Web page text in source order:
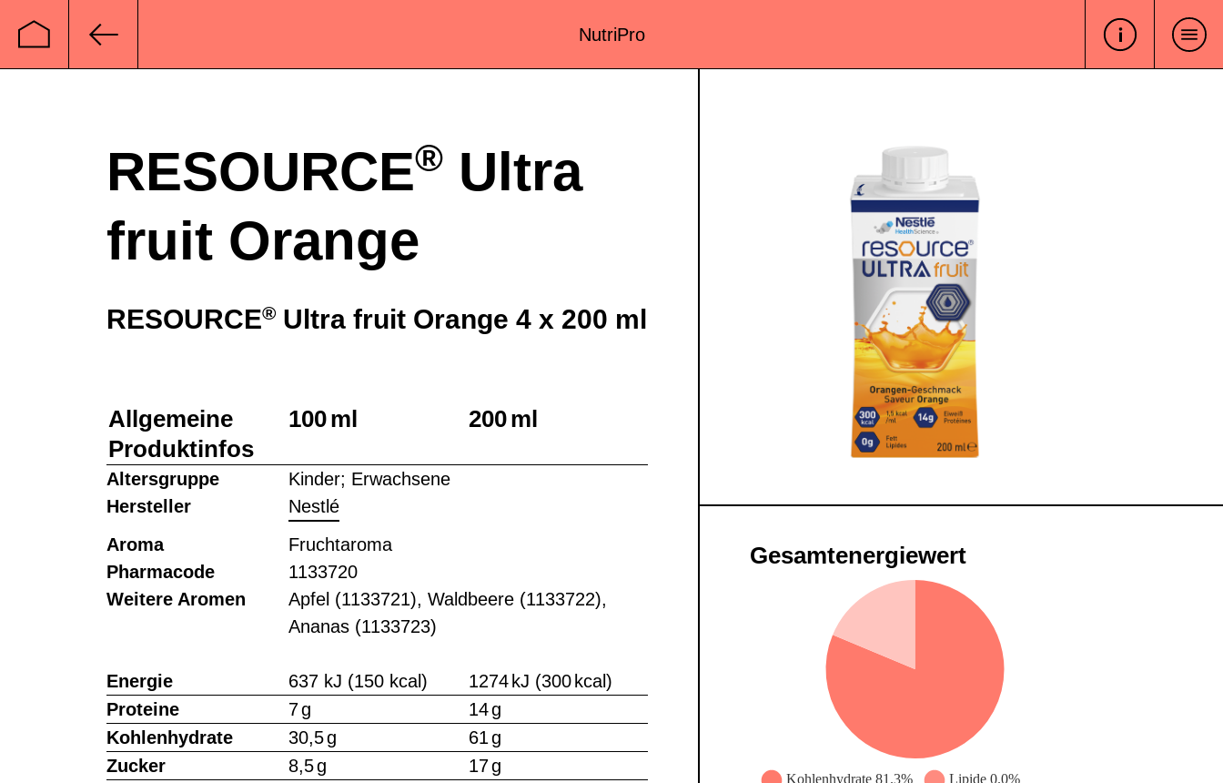
Startseite
NutriPro
RESOURCE® Ultra
fruit Orange
RESOURCE® Ultra fruit Orange 4 x 200 ml
Allgemeine
Produktinfos
100 ml 200 ml
Altersgruppe
Kinder; Erwachsene
Hersteller
Nestlé
Aroma
Fruchtaroma
Pharmacode
1133720
Weitere Aromen
Apfel (1133721), Waldbeere (1133722),
Ananas (1133723)
Energie 637 kJ (150 kcal)
1274 kJ (300 kcal)
Proteine
7 g
14 g
Kohlenhydrate
30,5 g
61 g
Zucker
8,5 g
17 g
Gesamtenergiewert